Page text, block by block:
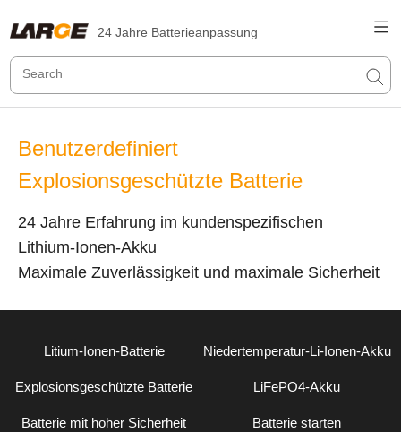
24 Jahre Batterieanpassung
Benutzerdefiniert
Explosionsgeschützte Batterie
24 Jahre Erfahrung im kundenspezifischen
Lithium-Ionen-Akku
Maximale Zuverlässigkeit und maximale Sicherheit
Litium-Ionen-Batterie Niedertemperatur-Li-Ionen-Akku
Explosionsgeschützte Batterie LiFePO4-Akku
Batterie mit hoher Sicherheit Batterie starten